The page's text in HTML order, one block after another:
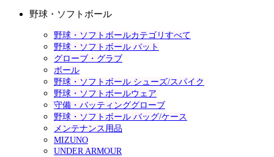
野球・ソフトボール
野球・ソフトボールカテゴリすべて
野球・ソフトボール バット
グローブ・グラブ
ボール
野球・ソフトボール シューズ/スパイク
野球・ソフトボールウェア
守備・バッティンググローブ
野球・ソフトボール バッグ/ケース
メンテナンス用品
MIZUNO
UNDER ARMOUR